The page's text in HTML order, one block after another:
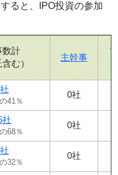
ると、IPO投資の参加
数計
含む）
主幹事
41％
0社
社
68％
0社
32％
0社